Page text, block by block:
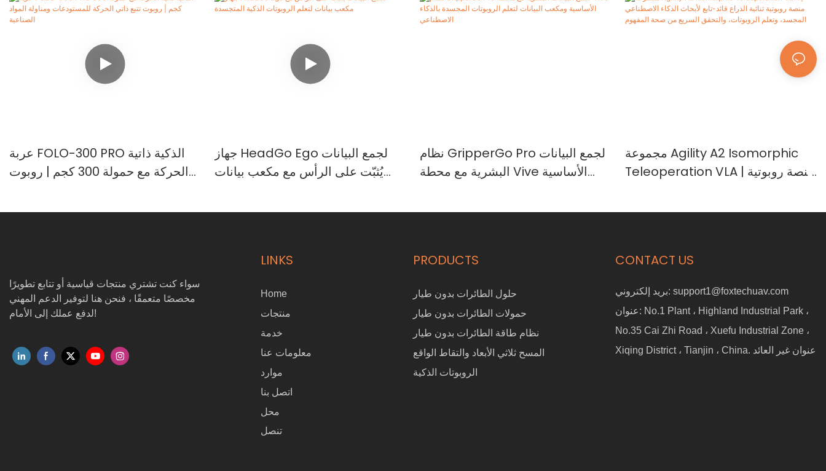
عربة FOLO-300 PRO الذكية ذاتية
الحركة مع حمولة 300 كجم | روبوت
المواد الصناعية
جهاز HeadGo Ego لجمع البيانات
يُثبّت على الرأس مع مكعب بيانات
نظام GripperGo Pro لجمع البيانات
البشرية مع محطة Vive الأساسية
المجسدة بالذكاء الاصطناعي
مجموعة Agility A2 Isomorphic
Teleoperation VLA | منصة روبوتية
الاصطناعي المجسد، وتعلم الروبوتات،
سواء كنت تشتري منتجات قياسية أو تتابع تطويرًا
مخصصًا متعمقًا ، فنحن هنا لتوفير الدعم المهني
لدفع عملك إلى الأمام!
LINKS
Home
منتجات
خدمة
معلومات عنا
موارد
اتصل بنا
محل
تنصل
PRODUCTS
حلول الطائرات بدون طيار
حمولات الطائرات بدون طيار
نظام طاقة الطائرات بدون طيار
المسح ثلاثي الأبعاد والتقاط الواقع
الروبوتات الذكية
CONTACT US
بريد إلكتروني: support1@foxtechuav.com
عنوان: No.1 Plant ، Highland Industrial Park ،
No.35 Cai Zhi Road ، Xuefu Industrial Zone ،
Xiqing District ، Tianjin ، China. عنوان غير العائد